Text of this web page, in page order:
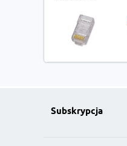
Subskrypcja